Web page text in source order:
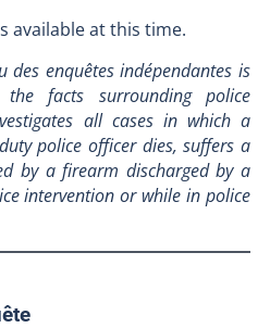
available at this time.
des enquêtes indépendantes is
facts surrounding police
all cases in which a
police officer dies, suffers a
by a firearm discharged by a
intervention or while in police